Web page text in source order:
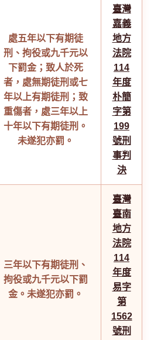
處五年以下有期徒
刑、拘役或九千元以
下罰金；致人於死
者，處無期徒刑或七
年以上有期徒刑；致
重傷者，處三年以上
十年以下有期徒刑。
未遂犯亦罰。
臺灣
嘉義
地方
法院
114
年度
朴簡
字第
199
號刑
事判
決
三年以下有期徒刑、
拘役或九千元以下罰
金。未遂犯亦罰。
臺灣
臺南
地方
法院
114
年度
易字
第
1562
號刑